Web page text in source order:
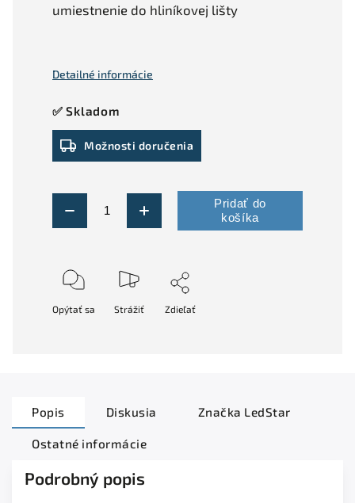
✅ Skladom
Možnosti doručenia
Pridať do
košíka
umiestnenie do hliníkovej lišty
Detailné informácie
Opýtať sa Strážiť Zdieľať
Popis Diskusia Značka LedStar
Ostatné informácie
Podrobný popis